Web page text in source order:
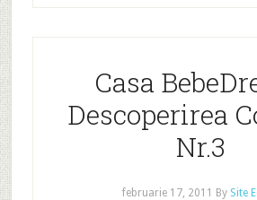
Casa
Descoperirea
Nr.3
februarie 17, 2011 By Site